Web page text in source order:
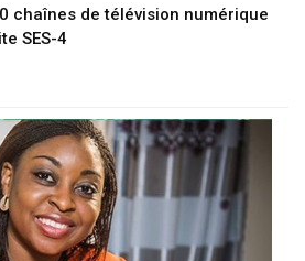
chaînes de télévision numérique
SES-4